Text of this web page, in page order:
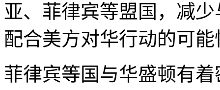
亚、菲律宾等盟国，减
配合美方对华行动的可
菲律宾等国与华盛顿有